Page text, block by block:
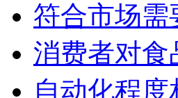
符合市场需
消费者对食
自动化程